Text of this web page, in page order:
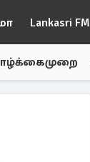
Lankasri FM